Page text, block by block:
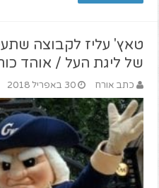
טאץ' עליז לקבוצה
של ליגת העל / אוהד
כתב אורח 30 באפריל 2018